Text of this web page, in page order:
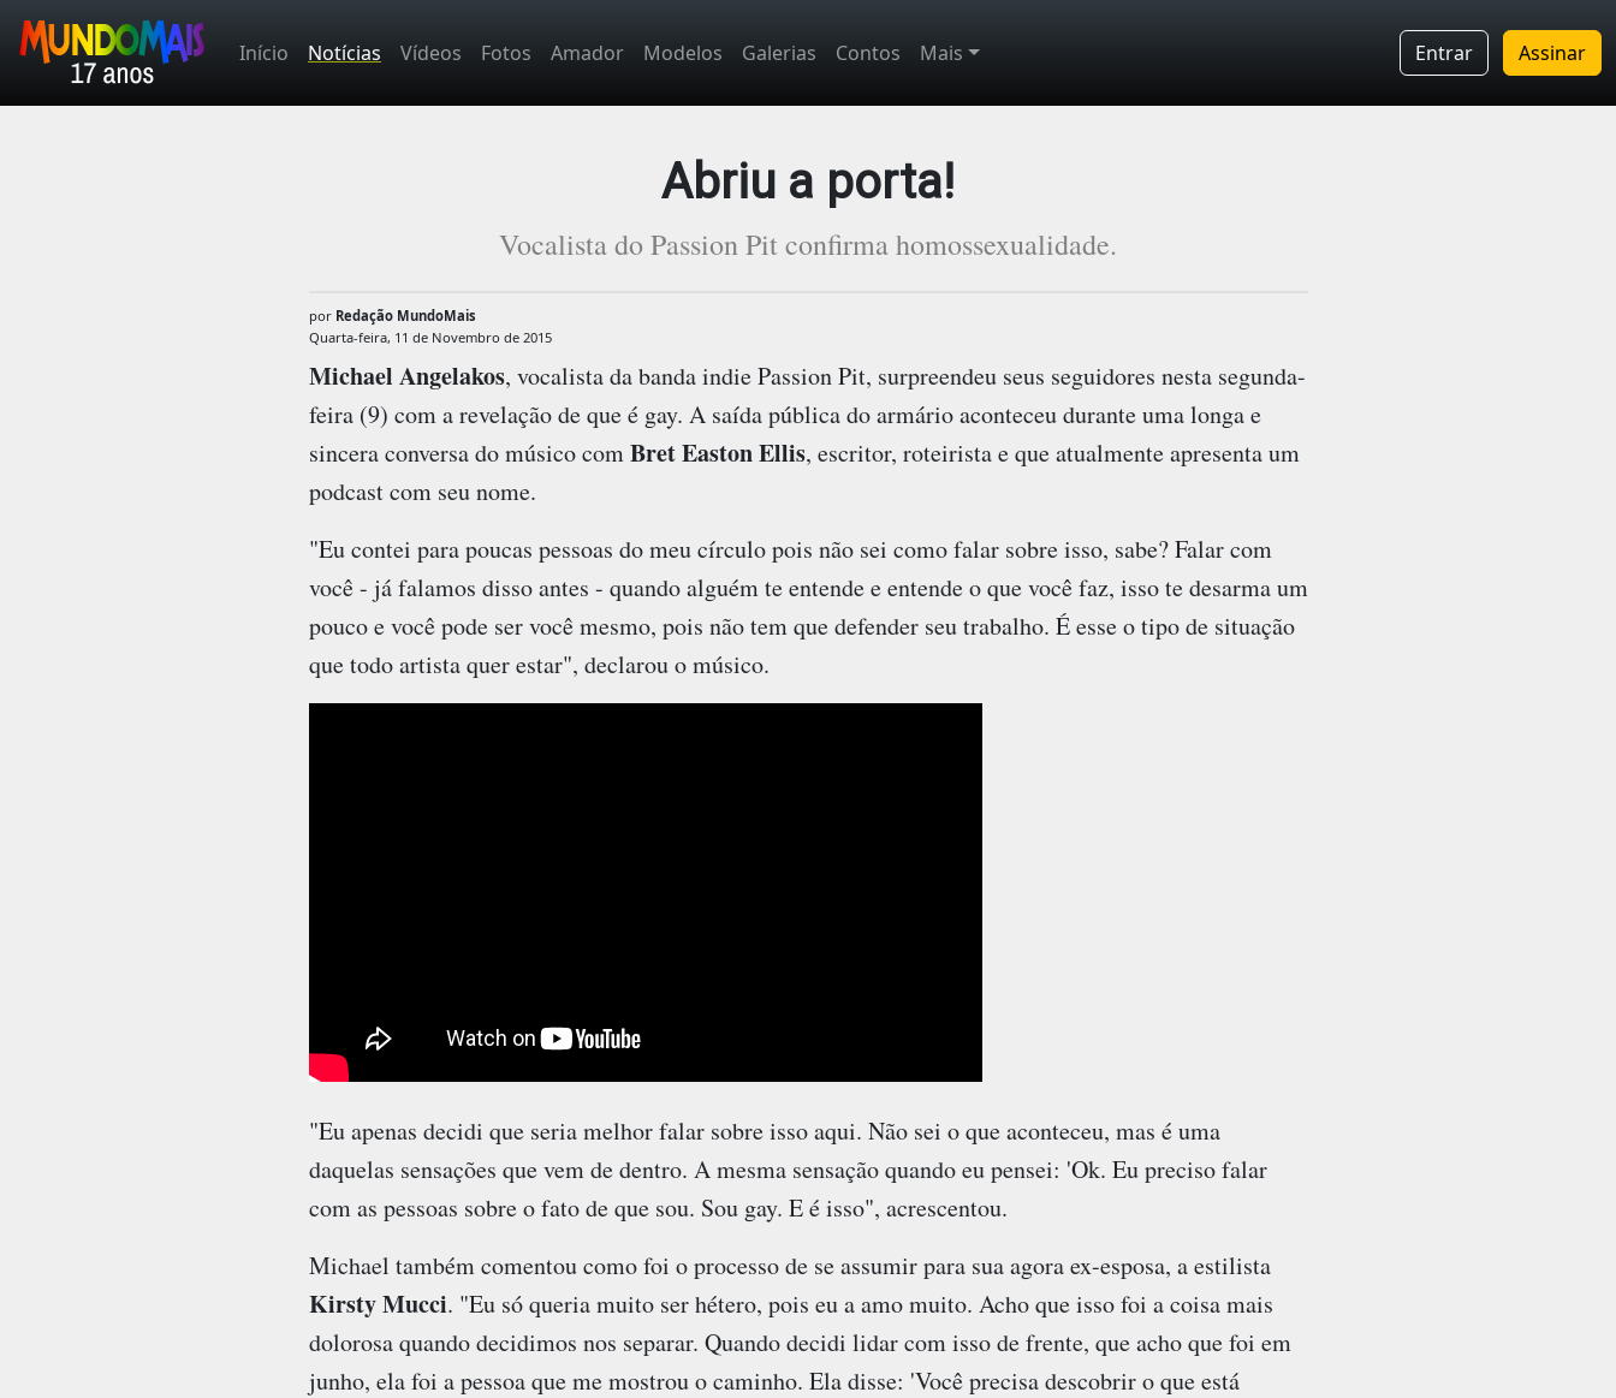
Início Notícias Vídeos Fotos Amador Modelos Galerias Contos Mais Entrar Assinar
Abriu a porta!
Vocalista do Passion Pit confirma homossexualidade.
por Redação MundoMais
Quarta-feira, 11 de Novembro de 2015
Michael Angelakos, vocalista da banda indie Passion Pit, surpreendeu seus seguidores nesta segunda-
feira (9) com a revelação de que é gay. A saída pública do armário aconteceu durante uma longa e
sincera conversa do músico comBret Easton Ellis, escritor, roteirista e que atualmente apresenta um
podcast com seu nome.
"Eu contei para poucas pessoas do meu círculo pois não sei como falar sobre isso, sabe? Falar com
você - já falamos disso antes - quando alguém te entende e entende o que você faz, isso te desarma um
pouco e você pode ser você mesmo, pois não tem que defender seu trabalho. É esse o tipo de situação
que todo artista quer estar", declarou o músico.
"Eu apenas decidi que seria melhor falar sobre isso aqui. Não sei o que aconteceu, mas é uma
daquelas sensações que vem de dentro. A mesma sensação quando eu pensei: 'Ok. Eu preciso falar
com as pessoas sobre o fato de que sou. Sou gay. E é isso", acrescentou.
Michael também comentou como foi o processo de se assumir para sua agora ex-esposa, a estilista
Kirsty Mucci. "Eu só queria muito ser hétero, pois eu a amo muito. Acho que isso foi a coisa mais
dolorosa quando decidimos nos separar. Quando decidi lidar com isso de frente, que acho que foi em
junho, ela foi a pessoa que me mostrou o caminho. Ela disse: 'Você precisa descobrir o que está